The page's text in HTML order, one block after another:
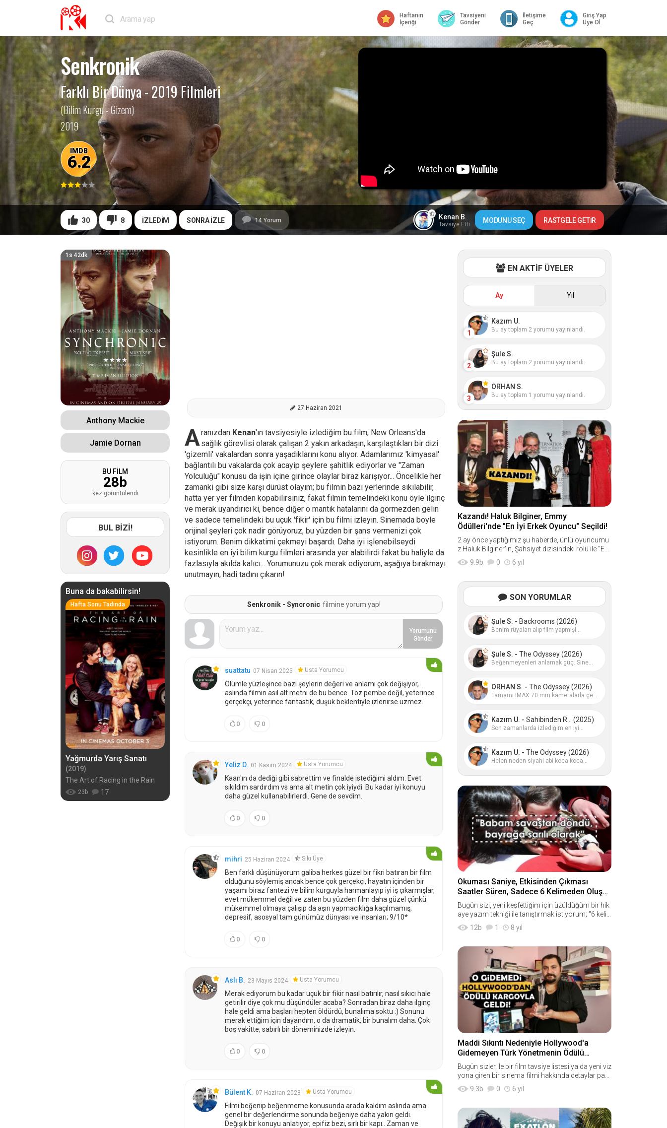
Haftanın
İçeriği
Tavsiyeni
Gönder
İletişime
Geç
Giriş Yap
Üye Ol
Senkronik
Farklı Bir Dünya-2019 Filmleri
(Bilim Kurgu - Gizem)
2019
IMDB
6.2
30 8 İZLEDİM SONRA İZLE 14 Yorum Kenan B.
Tavsiye Etti MODUNU SEÇ
1s 42dk
Anthony Mackie
Jamie Dornan
BU FİLM
28b
kez görüntülendi
BUL BİZİ!
Buna da bakabilirsin!
Hafta Sonu Tadında
Yağmurda Yarış Sanatı
(2019)
The Art of Racing in the Rain
23 b 17
27 Haziran 2021
Aranızdan Kenan'ın tavsiyesiyle izlediğim bu film; New Orleans'da
sağlık görevlisi olarak çalışan 2 yakın arkadaşın, karşılaştıkları bir dizi
'gizemli' vakalardan sonra yaşadıklarını konu alıyor. Adamlarımız 'kimyasal'
bağlantılı bu vakalarda çok acayip şeylere şahitlik ediyorlar ve "Zaman
Yolculuğu" konusu da işin içine girince olaylar biraz karışıyor... Öncelikle her
zamanki gibi size karşı dürüst olayım; bu filmin bazı yerlerinde sıkılabilir,
hatta yer yer filmden kopabilirsiniz, fakat filmin temelindeki konu öyle ilginç
ve merak uyandırıcı ki, bence diğer o mantık hatalarını da görmezden gelin
ve sadece temelindeki bu uçuk 'fikir' için bu filmi izleyin. Sinemada böyle
orijinal şeyleri çok nadir görüyoruz, bu yüzden bir şans vermenizi çok
istiyorum. Benim dikkatimi çekmeyi başardı. Daha iyi işlenebilseydi
kesinlikle en iyi bilim kurgu filmleri arasında yer alabilirdi fakat bu haliyle da
fazlasıyla akılda kalıcı... Yorumunuzu çok merak ediyorum, aşağıya bırakmayı
unutmayın, hadi tadını çıkarın!
Senkronik - Syncronic filmine yorum yap!
Yorumunu
Gönder
suattatu 07 Nisan 2025 Usta Yorumcu
Ölümle yüzleşince bazı şeylerin değeri ve anlamı çok değişiyor,
aslında filmin asıl alt metni de bu bence. Toz pembe değil, yeterince
gerçekçi, yeterince fantastik, düşük beklentiyle izlenirse üzmez.
0 0
Yeliz D. 01 Kasım 2024 Usta Yorumcu
Kaan'ın da dediği gibi sabrettim ve finalde istediğimi aldım. Evet
sıkıldım sardırdım vs ama alt metin çok iyiydi. Bu kadar iyi konuyu
daha güzel kullanabilirlerdi. Gene de sevdim.
0 0
mihri 25 Haziran 2024 Sıkı Üye
Ben farklı düşünüyorum galiba herkes güzel bir fikri batıran bir film
olduğunu söylemiş ancak bence çok gerçekçi, hayatın içinden bir
yaşamı biraz fantezi ve bilim kurguyla harmanlayıp iyi iş çıkarmışlar,
evet mükemmel değil ve zaten bu yüzden film daha güzel çünkü
mükemmel olmaya çalışıp da aşırı yapmacıklığa kaçılmamış,
depresif, asosyal tam günümüz dünyası ve insanları; 9/10*
0 0
Aslı B. 23 Mayıs 2024 Usta Yorumcu
Merak ediyorum bu kadar uçuk bir fikir nasıl batırılır, nasıl sıkıcı hale
getirilir diye çok mu düşündüler acaba? Sonradan biraz daha ilginç
hale geldi ama başları hepten öldürdü, bunalıma soktu :) Sonunu
merak ettiğim için dayandım, o da dramatik, bir bunalım daha. Çok
boş vakitte, sabırlı bir döneminizde izleyin.
0 0
Bülent K. 07 Haziran 2023 Usta Yorumcu
Filmi beğenip beğenmeme konusunda arada kaldım aslında ama
genel bir değerlendirme sonunda beğeniye daha yakın geldi.
Değişik bir konuyu anlatıyor, epifiz bezi, sırlı bir kapı.. Zaman ve
EN AKTİF ÜYELER
Ay Yıl
1
Kazım U.
Bu ay toplam 2 yorumu yayınlandı.
2
Şule S.
Bu ay toplam 2 yorumu yayınlandı.
3
ORHAN S.
Bu ay toplam 1 yorumu yayınlandı.
Kazandı! Haluk Bilginer, Emmy
Ödülleri'nde "En İyi Erkek Oyuncu" Seçildi!
2 ay önce yaptığımız şu haberde, ünlü oyuncumu
z Haluk Bilginer'in, Şahsiyet dizisindeki rolü ile "En
İyi Erkek Oyuncu" adaylığına gösterilmes
9.9b 0 6 yıl
SON YORUMLAR
Şule S. - Backrooms (2026)
Benim rüyaları alıp film yapmışl...
Şule S. - The Odyssey (2026)
Beğenmeyenleri anlamak güç. Sine...
ORHAN S. - The Odyssey (2026)
Tamamı IMAX 70 mm kameralarla çe...
Kazım U. - Sahibinden R... (2025)
Son zamanlarda izlediğim en iyi...
Kazım U. - The Odyssey (2026)
Helen neden siyahi abi koca koca...
Okuması Saniye, Etkisinden Çıkması
Saatler Süren, Sadece 6 Kelimeden Oluşan
10 Hikaye
Bugün sizi, yeni keşfettiğim için üzüldüğüm bir hik
aye yazım tekniği ile tanıştırmak istiyorum; "6 keli
melik hikaye"... Peki nedir
12b 1 8 yıl
Maddi Sıkıntı Nedeniyle Hollywood'a
Gidemeyen Türk Yönetmenin Ödülü
Kargoyla Geldi!
Bugün sizler ile bir film tavsiye listesi ya da yeni viz
yona giren bir sinema filmi hakkında detaylar payl
aşmayacağım. Bugün sizlerle, gerçekten hüzü
9.3b 0 6 yıl